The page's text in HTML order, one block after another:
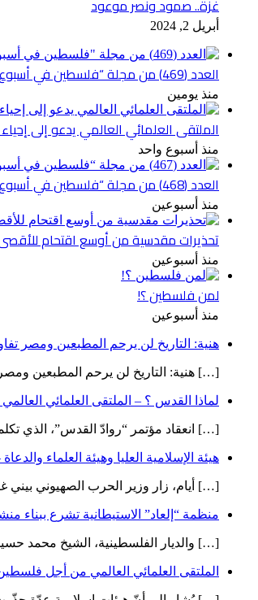
غزة.. صمود ونصر موعود
أبريل 2, 2024
العدد (469) من مجلة “فلسطين في أسبوع” بعنوان: أين العجب من مما يجري في فلسطين
منذ يومين
الملتقى العلمائي العالمي يدعو إلى
منذ أسبوع واحد
العدد (468) من مجلة “فلسطين في أسبوع” بعنوان: وسوف تُسألون عن الأقصى
منذ أسبوعين
تحذيرات مقدسية من أوسع اقتحام
منذ أسبوعين
لمن فلسطين ؟!
منذ أسبوعين
هنية: التاريخ لن يرحم المطبعين ومصر
[…] هنية: التاريخ لن يرحم المطبعين
لماذا القدس ؟ – الملتقى العلمائي
[…] انعقاد مؤتمر “روادّ القدس”، الذي
هيئة الإسلامية العليا وهيئة العلماء
[…] أيام، زار وزير الحرب الصهيوني بيني
منظمة “إلعاد” الاستيطانية تشرع
[…] والديار الفلسطينية، الشيخ محمد
الملتقى العلمائي العالمي من أجل